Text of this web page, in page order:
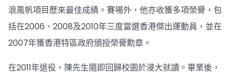
浪風帆項目歷來最佳成績。賽場外，他亦收獲多項榮譽，包
括在2006、2008及2010年三度當選香港傑出運動員，並在
2007年獲香港特區政府頒授榮譽勳章。
在2011年退役，陳先生隨即回歸校園於浸大就讀。畢業後，